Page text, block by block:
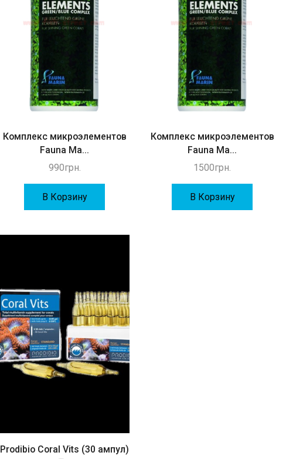
Комплекс микроэлементов
Fauna Ma...
990грн.
В Корзину
Комплекс микроэлементов
Fauna Ma...
1500грн.
В Корзину
Prodibio Coral Vits (30 ампул)